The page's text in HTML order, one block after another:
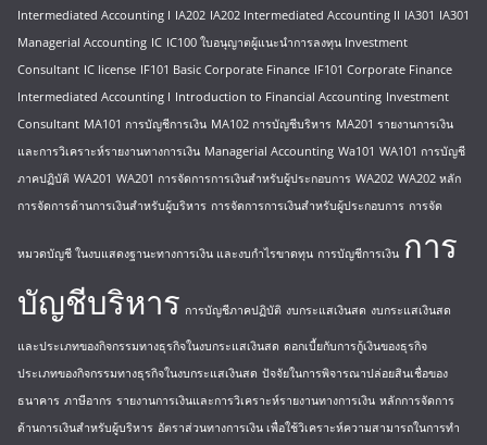
Intermediated Accounting I IA202 IA202 Intermediated Accounting II IA301 IA301
Managerial Accounting IC IC100 ใบอนุญาตผู้แนะนำการลงทุน Investment
Consultant IC license IF101 Basic Corporate Finance IF101 Corporate Finance
Intermediated Accounting I Introduction to Financial Accounting Investment
Consultant MA101 การบัญชีการเงิน MA102 การบัญชีบริหาร MA201 รายงานการเงิน
และการวิเคราะห์รายงานทางการเงิน Managerial Accounting Wa101 WA101 การบัญชี
ภาคปฏิบัติ WA201 WA201 การจัดการการเงินสำหรับผู้ประกอบการ WA202 WA202 หลัก
การจัดการด้านการเงินสำหรับผู้บริหาร การจัดการการเงินสำหรับผู้ประกอบการ การจัด
หมวดบัญชี ในงบแสดงฐานะทางการเงิน และงบกำไรขาดทุน การบัญชีการเงิน การ
บัญชีบริหาร การบัญชีภาคปฏิบัติ งบกระแสเงินสด งบกระแสเงินสด
และประเภทของกิจกรรมทางธุรกิจในงบกระแสเงินสด ดอกเบี้ยกับการกู้เงินของธุรกิจ
ประเภทของกิจกรรมทางธุรกิจในงบกระแสเงินสด ปัจจัยในการพิจารณาปล่อยสินเชื่อของ
ธนาคาร ภาษีอากร รายงานการเงินและการวิเคราะห์รายงานทางการเงิน หลักการจัดการ
ด้านการเงินสำหรับผู้บริหาร อัตราส่วนทางการเงิน เพื่อใช้วิเคราะห์ความสามารถในการทำ